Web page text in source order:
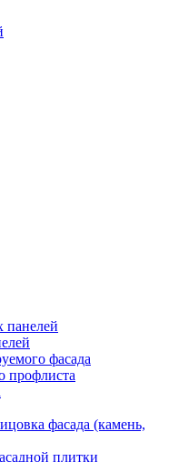
фасада
профлиста
фасада (камень,
плитки